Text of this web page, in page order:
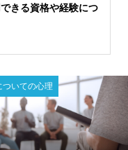
きる資格や経験につ
ついての心理